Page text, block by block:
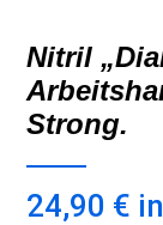
Nitril
Strong.
24,90 €